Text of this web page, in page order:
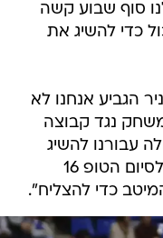
סוף שבוע קשה
כדי להשיג את
הגביע אנחנו לא
נגד קבוצה
עבורנו להשיג
ביטחון נוסף. נותרו שני משחקים לסיום הטופ 16
כדי להצליח".